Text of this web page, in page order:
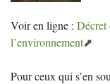
Voir en ligne : Décret
l’environnement
Pour ceux qui s’en